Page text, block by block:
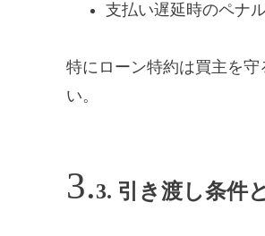
支払い遅延時のペナ
特にローン特約は買主を
い。
3. 引き渡し条件